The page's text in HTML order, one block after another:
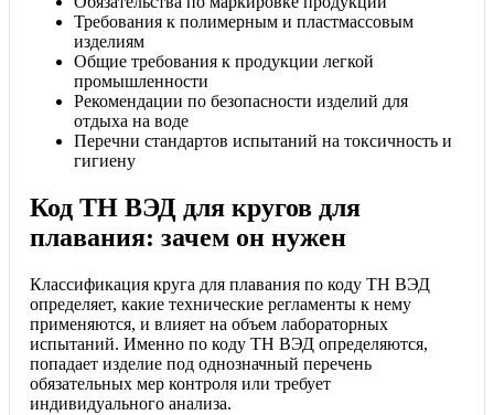
Требования к полимерным и пластмассовым
изделиям
Общие требования к продукции легкой
промышленности
Рекомендации по безопасности изделий для
отдыха на воде
Перечни стандартов испытаний на токсичность и
гигиену
Код ТН ВЭД для кругов для
плавания: зачем он нужен
Классификация круга для плавания по коду ТН ВЭД
определяет, какие технические регламенты к нему
применяются, и влияет на объем лабораторных
испытаний. Именно по коду ТН ВЭД определяются,
попадает изделие под однозначный перечень
обязательных мер контроля или требует
индивидуального анализа.